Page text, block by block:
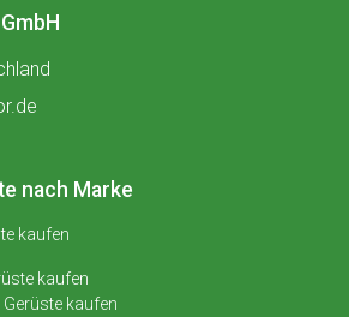
nach Marke
kaufen
kaufen
kaufen